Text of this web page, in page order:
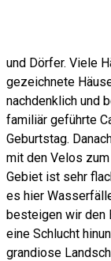
und Dörfer. Viele
gezeichnete
nachdenklich und
familiär geführte
Geburtstag.
mit den Velos
Gebiet ist sehr
es hier
besteigen wir den
eine Schlucht
grandiose